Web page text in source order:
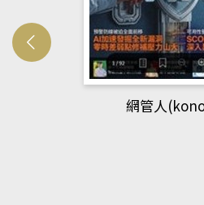
網管人(kono平台)